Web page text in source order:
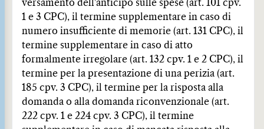
versamento dell'anticipo sulle spese (art. 101 cpv.
1 e 3 CPC), il termine supplementare in caso di
numero insufficiente di memorie (art. 131 CPC), il
termine supplementare in caso di atto
formalmente irregolare (art. 132 cpv. 1 e 2 CPC), il
termine per la presentazione di una perizia (art.
185 cpv. 3 CPC), il termine per la risposta alla
domanda o alla domanda riconvenzionale (art.
222 cpv. 1 e 224 cpv. 3 CPC), il termine